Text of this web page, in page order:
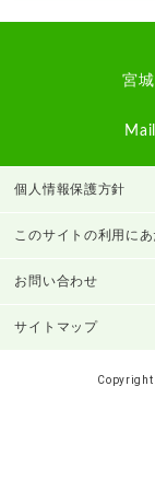
宮
個人情報保護方針
このサイトの利用に
お問い合わせ
サイトマップ
Copyright